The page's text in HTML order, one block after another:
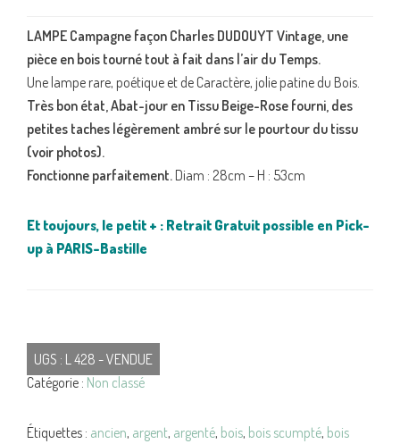
LAMPE Campagne façon Charles DUDOUYT Vintage, une
pièce en bois tourné tout à fait dans l’air du Temps.
Une lampe rare, poétique et de Caractère, jolie patine du Bois.
Très bon état, Abat-jour en Tissu Beige-Rose fourni, des
petites taches légèrement ambré sur le pourtour du tissu
(voir photos).
Fonctionne parfaitement. Diam : 28cm – H : 53cm
Et toujours, le petit + : Retrait Gratuit possible en Pick-
up à PARIS-Bastille
UGS : L 428 - VENDUE
Catégorie : Non classé
Étiquettes : ancien, argent, argenté, bois, bois scumpté, bois